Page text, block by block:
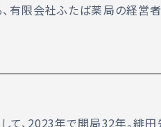
限会社ふたば薬局の経営者
て、2023年で開局32年。緋